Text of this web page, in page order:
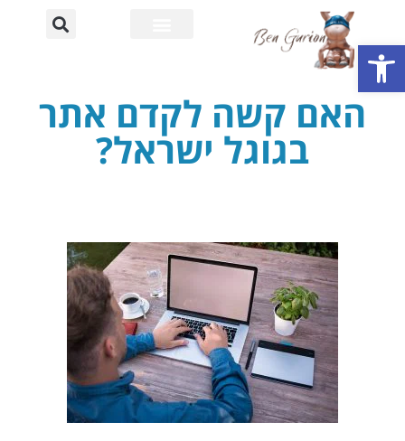
האם קשה לקדם אתר
בגוגל ישראל?
פתח סרגל נגישות